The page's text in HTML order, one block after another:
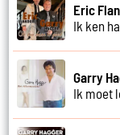
Eric
Ik ken
Garry
Ik moet